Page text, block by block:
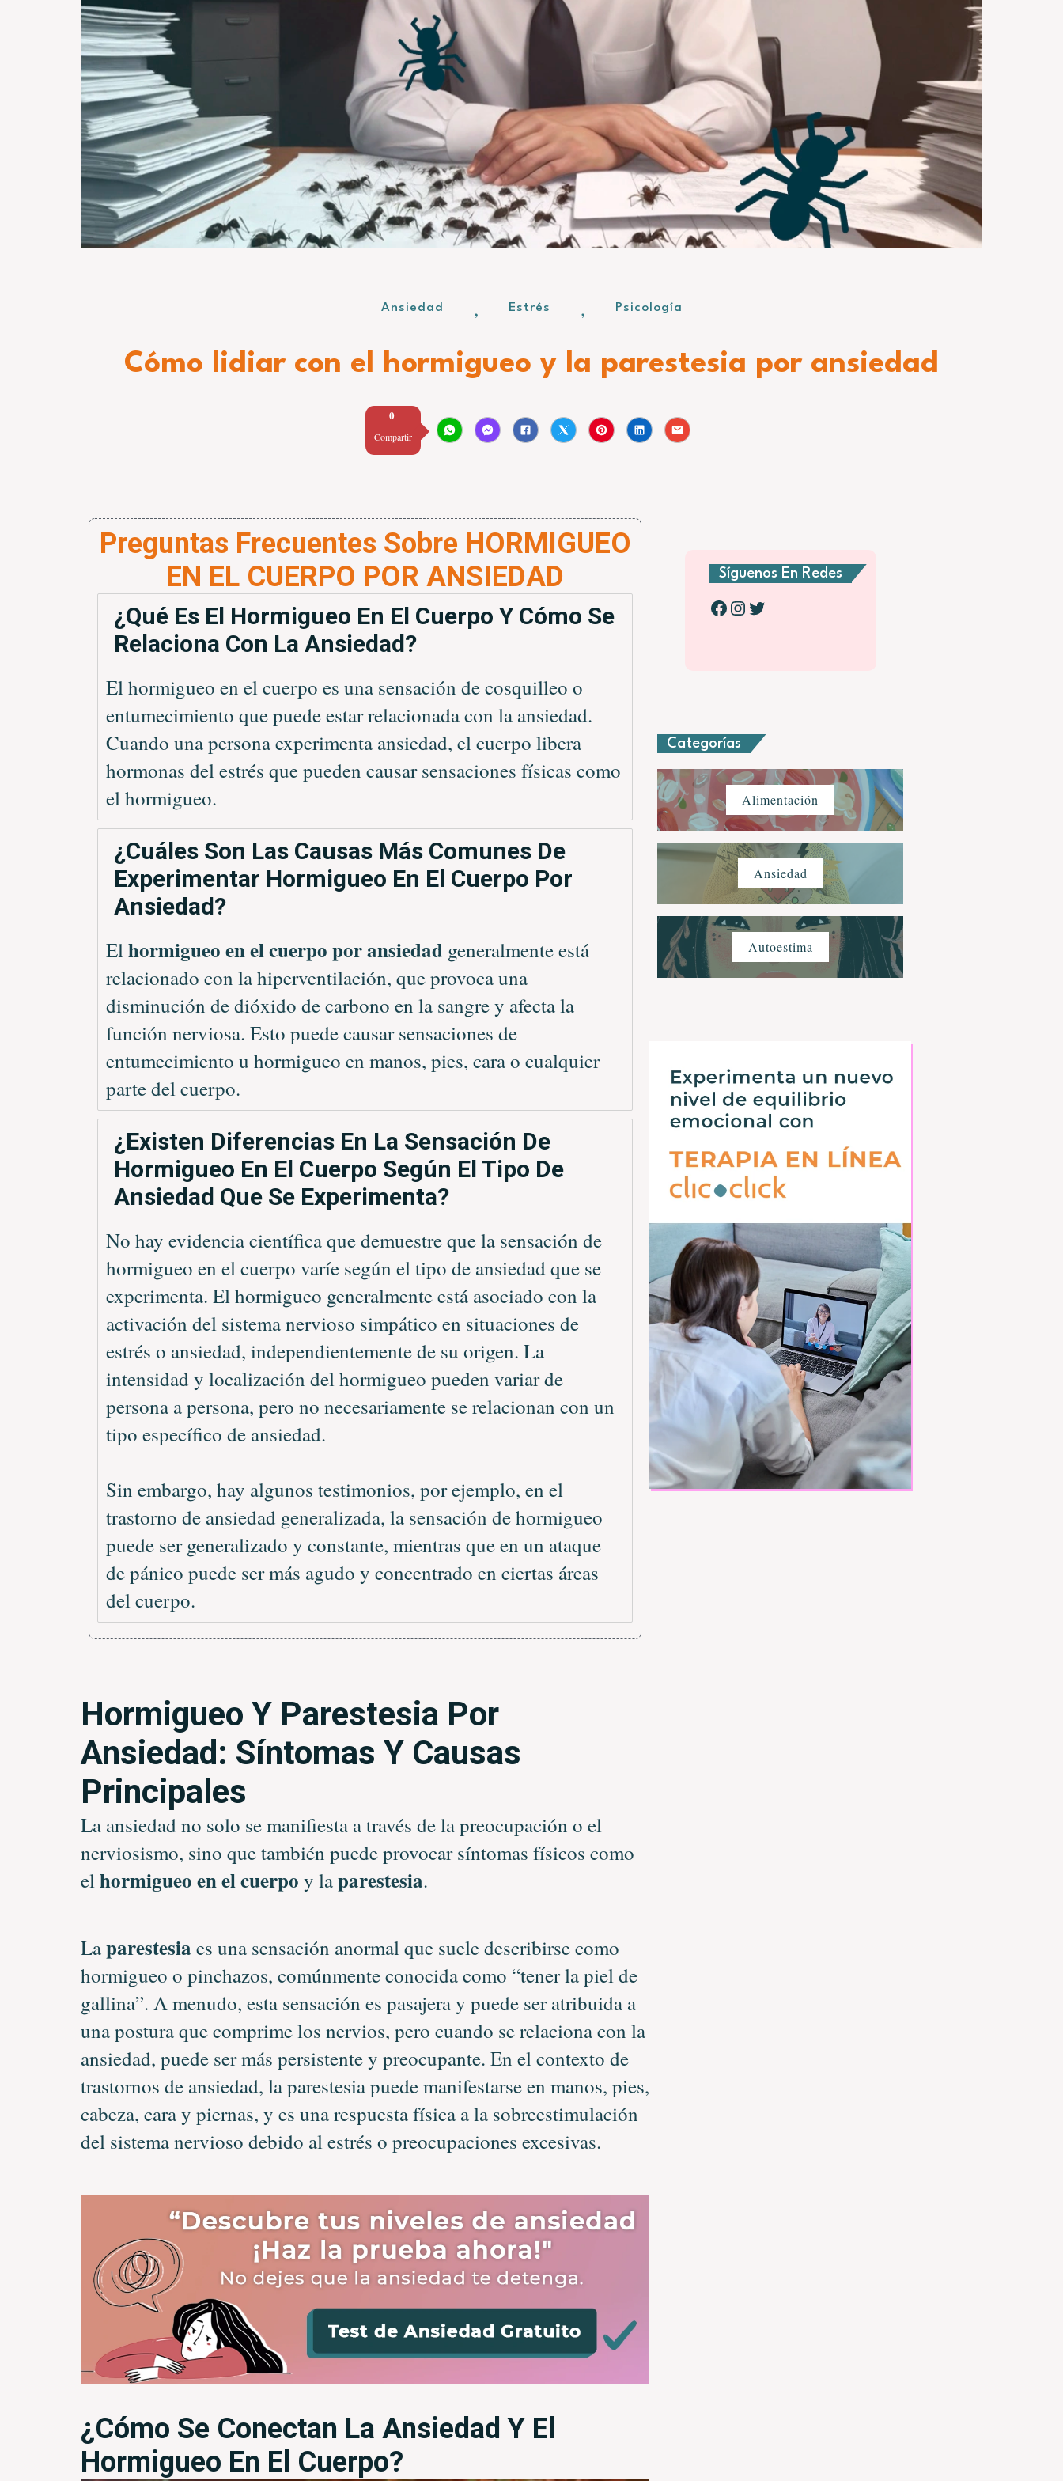
Ansiedad , Estrés , Psicología
Cómo lidiar con el hormigueo y la parestesia por ansiedad
0
Compartir
Preguntas Frecuentes Sobre HORMIGUEO
EN EL CUERPO POR ANSIEDAD
¿Qué Es El Hormigueo En El Cuerpo Y Cómo Se
Relaciona Con La Ansiedad?
El hormigueo en el cuerpo es una sensación de cosquilleo o
entumecimiento que puede estar relacionada con la ansiedad.
Cuando una persona experimenta ansiedad, el cuerpo libera
hormonas del estrés que pueden causar sensaciones físicas como
el hormigueo.
¿Cuáles Son Las Causas Más Comunes De
Experimentar Hormigueo En El Cuerpo Por
Ansiedad?
El hormigueo en el cuerpo por ansiedad generalmente está
relacionado con la hiperventilación, que provoca una
disminución de dióxido de carbono en la sangre y afecta la
función nerviosa. Esto puede causar sensaciones de
entumecimiento u hormigueo en manos, pies, cara o cualquier
parte del cuerpo.
¿Existen Diferencias En La Sensación De
Hormigueo En El Cuerpo Según El Tipo De
Ansiedad Que Se Experimenta?
No hay evidencia científica que demuestre que la sensación de
hormigueo en el cuerpo varíe según el tipo de ansiedad que se
experimenta. El hormigueo generalmente está asociado con la
activación del sistema nervioso simpático en situaciones de
estrés o ansiedad, independientemente de su origen. La
intensidad y localización del hormigueo pueden variar de
persona a persona, pero no necesariamente se relacionan con un
tipo específico de ansiedad.
Sin embargo, hay algunos testimonios, por ejemplo, en el
trastorno de ansiedad generalizada, la sensación de hormigueo
puede ser generalizado y constante, mientras que en un ataque
de pánico puede ser más agudo y concentrado en ciertas áreas
del cuerpo.
Hormigueo Y Parestesia Por
Ansiedad: Síntomas Y Causas
Principales
La ansiedad no solo se manifiesta a través de la preocupación o el
nerviosismo, sino que también puede provocar síntomas físicos como
el hormigueo en el cuerpo y laparestesia.
Laparestesia es una sensación anormal que suele describirse como
hormigueo o pinchazos, comúnmente conocida como “tener la piel de
gallina”. A menudo, esta sensación es pasajera y puede ser atribuida a
una postura que comprime los nervios, pero cuando se relaciona con la
ansiedad, puede ser más persistente y preocupante. En el contexto de
trastornos de ansiedad, la parestesia puede manifestarse en manos, pies,
cabeza, cara y piernas, y es una respuesta física a la sobreestimulación
del sistema nervioso debido al estrés o preocupaciones excesivas.
¿Cómo Se Conectan La Ansiedad Y El
Hormigueo En El Cuerpo?
Síguenos En Redes
Facebook
Instagram
Twitter
Categorías
Alimentación
Ansiedad
Autoestima